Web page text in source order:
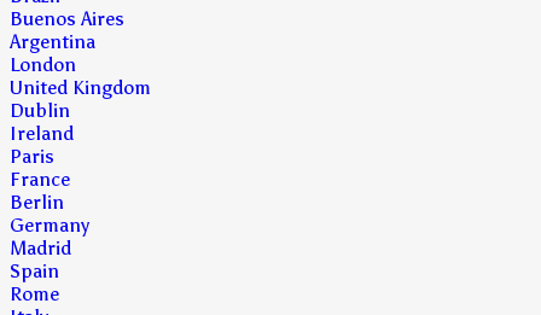
Buenos Aires
Argentina
London
United Kingdom
Dublin
Ireland
Paris
France
Berlin
Germany
Madrid
Spain
Rome